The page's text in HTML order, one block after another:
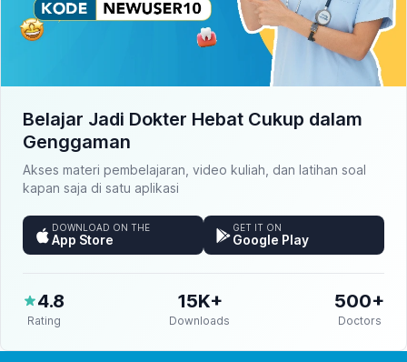
Belajar Jadi Dokter Hebat Cukup dalam
Genggaman
Akses materi pembelajaran, video kuliah, dan latihan soal
kapan saja di satu aplikasi
DOWNLOAD ON THE
App Store
GET IT ON
Google Play
4.8
Rating
15K+
Downloads
500+
Doctors